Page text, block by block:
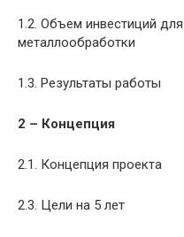
1.2. Объем инвестиций
металлообработки
1.3. Результаты работы
2 – Концепция
2.1. Концепция проекта
2.3. Цели на 5 лет